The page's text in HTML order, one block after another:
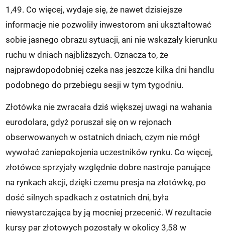
1,49. Co więcej, wydaje się, że nawet dzisiejsze
informacje nie pozwoliły inwestorom ani ukształtować
sobie jasnego obrazu sytuacji, ani nie wskazały kierunku
ruchu w dniach najbliższych. Oznacza to, że
najprawdopodobniej czeka nas jeszcze kilka dni handlu
podobnego do przebiegu sesji w tym tygodniu.
Złotówka nie zwracała dziś większej uwagi na wahania
eurodolara, gdyż poruszał się on w rejonach
obserwowanych w ostatnich dniach, czym nie mógł
wywołać zaniepokojenia uczestników rynku. Co więcej,
złotówce sprzyjały względnie dobre nastroje panujące
na rynkach akcji, dzięki czemu presja na złotówkę, po
dość silnych spadkach z ostatnich dni, była
niewystarczająca by ją mocniej przecenić. W rezultacie
kursy par złotowych pozostały w okolicy 3,58 w